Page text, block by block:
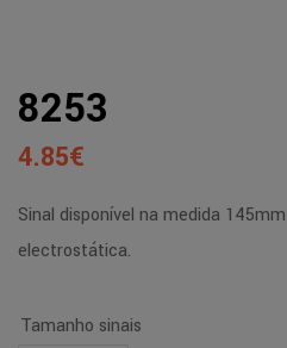
8253
4.85€
Sinal disponível na medida
electrostática.
Tamanho sinais